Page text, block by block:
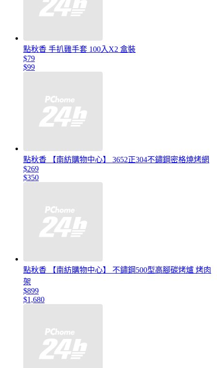
點秋香 手扒雞手套 100入X2 盒裝
$79
$99
點秋香 【南紡購物中心】 3652正304不鏽鋼密格燒烤網
$269
$350
點秋香 【南紡購物中心】 不鏽鋼500型高腳碳烤爐 烤肉
架
$899
$1,680